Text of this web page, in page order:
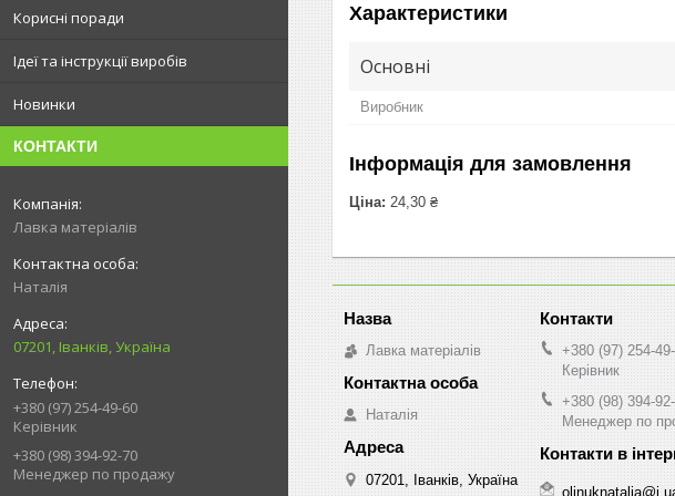
Корисні поради
Ідеї та інструкції виробів
Новинки
КОНТАКТИ
Лавка матеріалів
Наталія
07201, Іванків, Україна
+380 (97) 254-49-60
Керівник
+380 (98) 394-92-70
Менеджер по продажу
Характеристики
Основні
Виробник
Інформація для замовлення
Ціна: 24,30 ₴
Лавка матеріалів
Наталія
07201, Іванків, Україна
+380 (97) 254-
Керівник
+380 (98) 394-
Менеджер по